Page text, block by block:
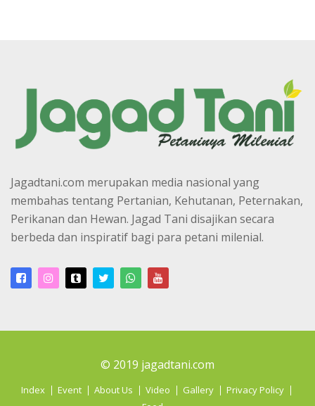
Jagadtani.com merupakan media nasional yang
membahas tentang Pertanian, Kehutanan, Peternakan,
Perikanan dan Hewan. Jagad Tani disajikan secara
berbeda dan inspiratif bagi para petani milenial.
© 2019 jagadtani.com
Index Event About Us Video Gallery
Privacy Policy